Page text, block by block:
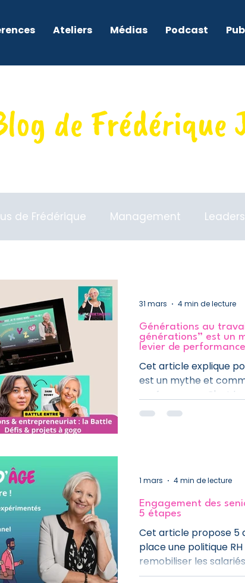
Ateliers Médias Podcast
de Frédérique
de Frédérique Management
Générations au
générations” est un
levier de
Cet article explique
est un mythe et
performance. C'est
le podcast et la news
31 mars 4 min de lecture
Engagement des
5 étapes
Cet article propose 5
place une politique
remobiliser les
expérimentés.
1 mars 4 min de lecture